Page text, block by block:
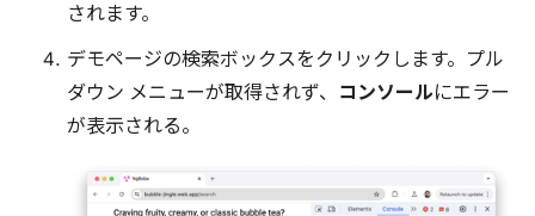
されます。
デモページの検索ボックスをクリックします。プル
ダウン メニューが取得されず、 コンソールにエラー
が表示される。